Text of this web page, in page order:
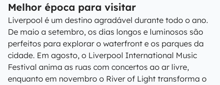
Melhor época para visitar
Liverpool é um destino agradável durante todo o ano.
De maio a setembro, os dias longos e luminosos são
perfeitos para explorar o waterfront e os parques da
cidade. Em agosto, o Liverpool International Music
Festival anima as ruas com concertos ao ar livre,
enquanto em novembro o River of Light transforma o